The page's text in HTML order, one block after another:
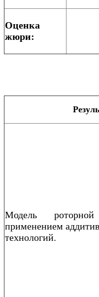
Оценка
жюри:
Модель
применением
технологий.